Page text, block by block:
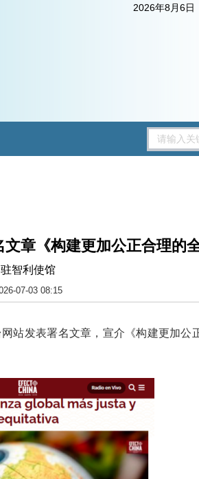
2026年8月6
章《构建更加公正合理的
驻智利使馆
07-03 08:15
站发表署名文章，宣介《构建更加公